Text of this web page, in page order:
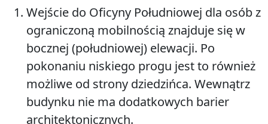
Wejście do Oficyny Południowej dla osób z
ograniczoną mobilnością znajduje się w
bocznej (południowej) elewacji. Po
pokonaniu niskiego progu jest to również
możliwe od strony dziedzińca. Wewnątrz
budynku nie ma dodatkowych barier
architektonicznych.